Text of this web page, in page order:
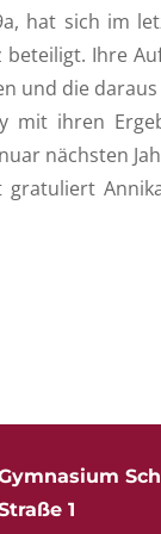
hat sich im
beteiligt. Ihre
und die
mit ihren
nächsten
gratuliert
1